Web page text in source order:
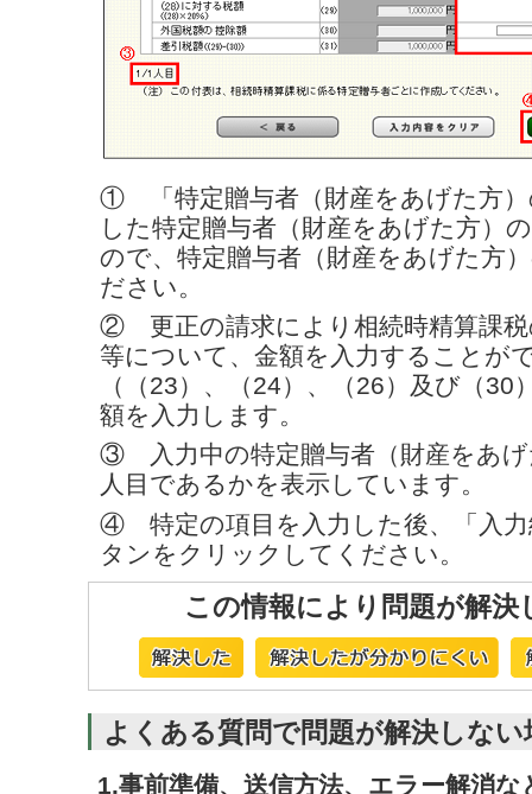
① 「特定贈与者（財産をあげた方）
した特定贈与者（財産をあげた方）
ので、特定贈与者（財産をあげた方
ださい。
② 更正の請求により相続時精算課税
等について、金額を入力することが
（（23）、（24）、（26）及び（30
額を入力します。
③ 入力中の特定贈与者（財産をあげ
人目であるかを表示しています。
④ 特定の項目を入力した後、「入力
タンをクリックしてください。
この情報により問題が解決
よくある質問で問題が解決しな
1.事前準備、送信方法、エラー解消